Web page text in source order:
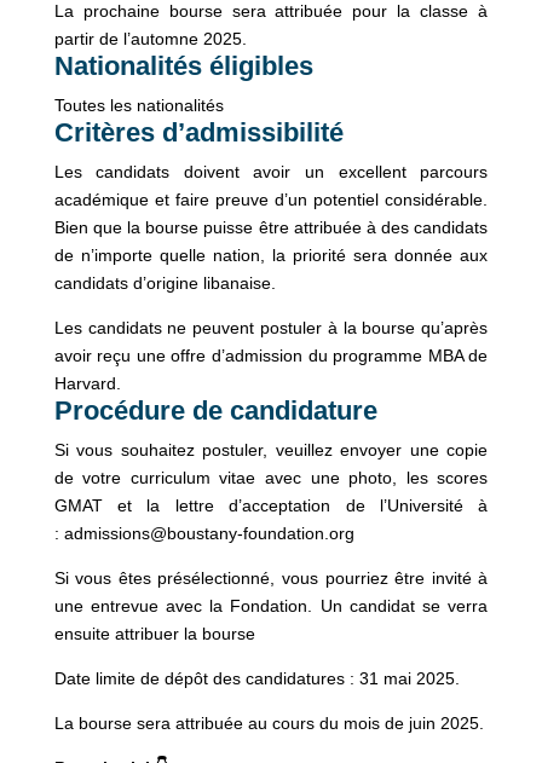
La prochaine bourse sera attribuée pour la classe à
partir de l’automne 2025.
Nationalités éligibles
Toutes les nationalités
Critères d’admissibilité
Les candidats doivent avoir un excellent parcours
académique et faire preuve d’un potentiel considérable.
Bien que la bourse puisse être attribuée à des candidats
de n’importe quelle nation, la priorité sera donnée aux
candidats d’origine libanaise.
Les candidats ne peuvent postuler à la bourse qu’après
avoir reçu une offre d’admission du programme MBA de
Harvard.
Procédure de candidature
Si vous souhaitez postuler, veuillez envoyer une copie
de votre curriculum vitae avec une photo, les scores
GMAT et la lettre d’acceptation de l’Université à
: admissions@boustany-foundation.org
Si vous êtes présélectionné, vous pourriez être invité à
une entrevue avec la Fondation. Un candidat se verra
ensuite attribuer la bourse
Date limite de dépôt des candidatures : 31 mai 2025.
La bourse sera attribuée au cours du mois de juin 2025.